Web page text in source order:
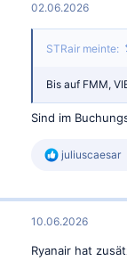
i
o
e
:
02.06.2026
STRair meinte:
Bis auf FMM,
Sind im
R
k
i
n
juliuscaesar
10.06.2026
Ryanair hat